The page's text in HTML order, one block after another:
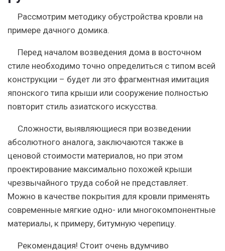
Рассмотрим методику обустройства кровли на
примере дачного домика.
Перед началом возведения дома в восточном
стиле необходимо точно определиться с типом всей
конструкции – будет ли это фрагментная имитация
японского типа крыши или сооружение полностью
повторит стиль азиатского искусства.
Сложности, выявляющиеся при возведении
абсолютного аналога, заключаются также в
ценовой стоимости материалов, но при этом
проектирование максимально похожей крыши
чрезвычайного труда собой не представляет.
Можно в качестве покрытия для кровли применять
современные мягкие одно- или многокомпонентные
материалы, к примеру, битумную черепицу.
Рекомендация! Стоит очень вдумчиво